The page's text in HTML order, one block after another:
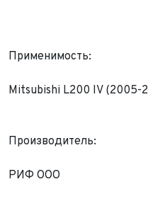
Применимость:
Mitsubishi L200 IV (2005-
Производитель:
РИФ ООО